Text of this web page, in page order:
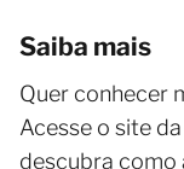
Saiba mais
Quer conhecer
Acesse o site
descubra como